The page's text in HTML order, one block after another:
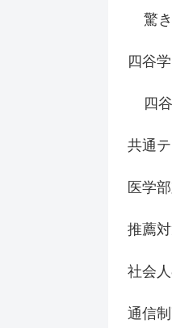
驚
四谷
四
共通
医学
推薦
社会
通信